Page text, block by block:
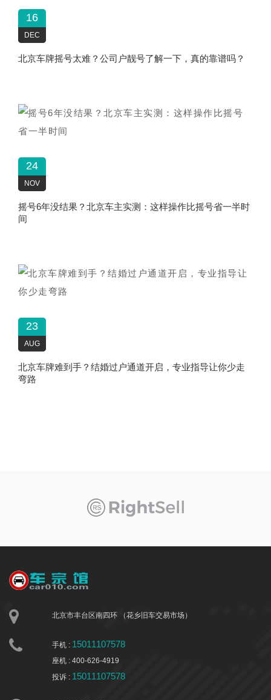
北京车牌摇号太难？公司户靓号了解一下，真的靠谱吗？
16
DEC
摇号6年没结果？北京车主实测：这样操作比摇号省一半时
间
24
NOV
北京车牌难到手？结婚过户通道开启，专业指导让你少走
弯路
23
AUG
北京市丰台区南四环 （花乡旧车交易市场）
手机 : 15011107578
座机 : 400-626-4919
投诉 : 15011107578